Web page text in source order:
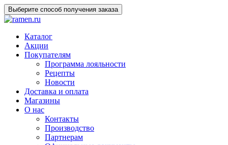
Выберите способ получения заказа
Каталог
Акции
Покупателям
Программа лояльности
Рецепты
Новости
Доставка и оплата
Магазины
О нас
Контакты
Производство
Партнерам